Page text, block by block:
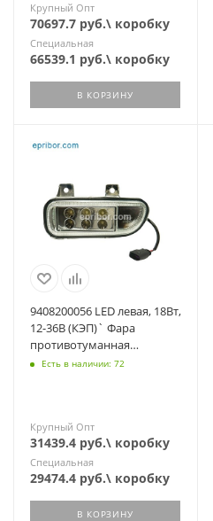
Крупный Опт
70697.7 руб.\ коробку
Специальная
66539.1 руб.\ коробку
В КОРЗИНУ
9408200056 LED левая, 18Вт,
12-36В (КЭП)` Фара
противотуманная
светодиодная К-З 5490,
Есть в наличии: 72
Крупный Опт
31439.4 руб.\ коробку
Специальная
29474.4 руб.\ коробку
В КОРЗИНУ